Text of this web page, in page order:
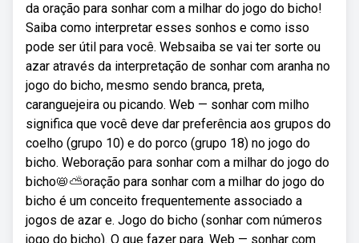
da oração para sonhar com a milhar do jogo do bicho!
Saiba como interpretar esses sonhos e como isso
pode ser útil para você. Websaiba se vai ter sorte ou
azar através da interpretação de sonhar com aranha no
jogo do bicho, mesmo sendo branca, preta,
caranguejeira ou picando. Web — sonhar com milho
significa que você deve dar preferência aos grupos do
coelho (grupo 10) e do porco (grupo 18) no jogo do
bicho. Weboração para sonhar com a milhar do jogo do
bicho📛⛅️oração para sonhar com a milhar do jogo do
bicho é um conceito frequentemente associado a
jogos de azar e. Jogo do bicho (sonhar com números
jogo do bicho). O que fazer para. Web — sonhar com